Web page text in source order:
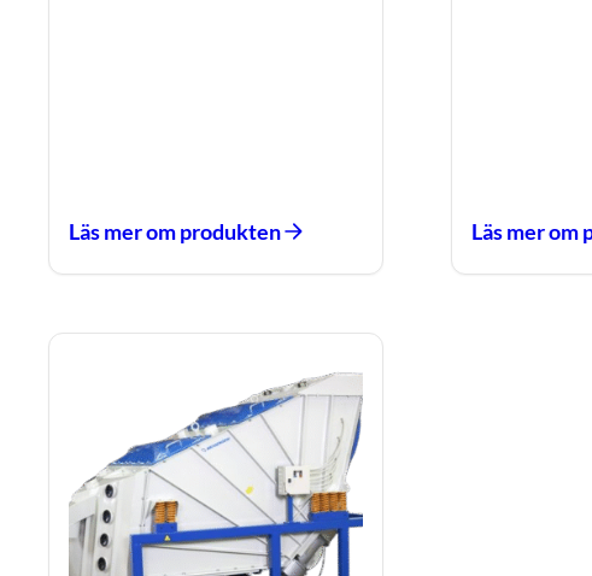
Läs mer om produkten Läs mer om